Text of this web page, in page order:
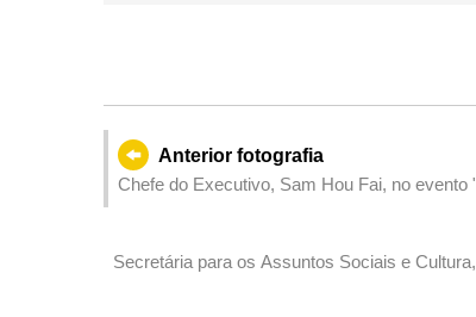
Anterior fotografia
Chefe do Executivo, Sam Hou Fai, no
Secretária para os Assuntos Sociais e